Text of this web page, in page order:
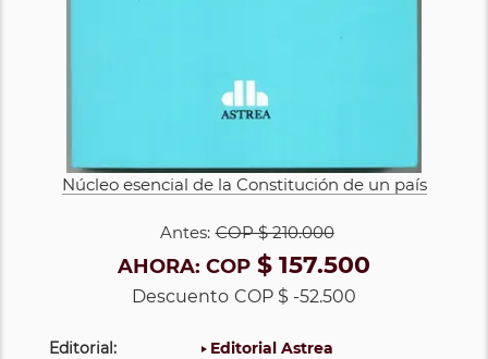
Núcleo esencial de la Constitución de un país
Antes: COP$ 210.000
AHORA: COP $ 157.500
Descuento COP $ -52.500
Editorial:
Editorial Astrea